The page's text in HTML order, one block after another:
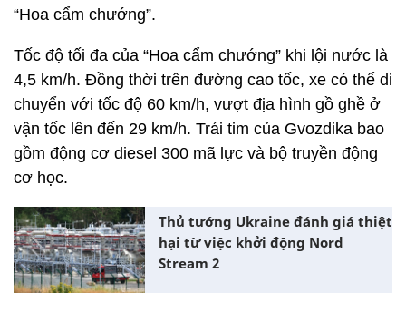
“Hoa cẩm chướng”.
Tốc độ tối đa của “Hoa cẩm chướng” khi lội nước là
4,5 km/h. Đồng thời trên đường cao tốc, xe có thể di
chuyển với tốc độ 60 km/h, vượt địa hình gồ ghề ở
vận tốc lên đến 29 km/h. Trái tim của Gvozdika bao
gồm động cơ diesel 300 mã lực và bộ truyền động
cơ học.
Thủ tướng Ukraine đánh giá thiệt
hại từ việc khởi động Nord
Stream 2